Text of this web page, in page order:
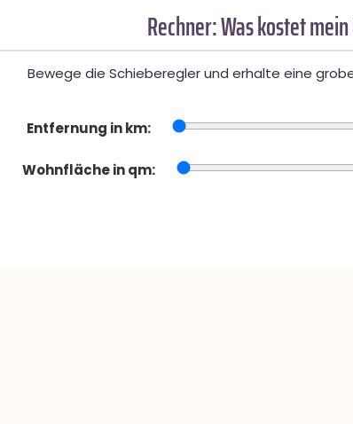
Rechner: Was kostet
Bewege die Schieberegler und erhalte eine
Entfernung in km:
Wohnfläche in qm: